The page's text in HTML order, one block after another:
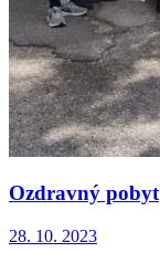
Ozdravný pobyt
28. 10. 2023